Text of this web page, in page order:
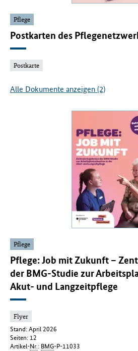
Pflege
Postkarten des
Postkarte
Alle Dokumente anzeigen (2)
Pflege
Pflege: Job mit Zukunft –
der BMG-Studie zur
Akut- und Langzeitpflege
Flyer
Stand: April 2026
Seiten: 12
Artikel-Nr. : BMG-P-11033